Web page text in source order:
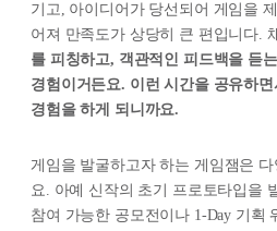
기고, 아이디어가 당선되어 게임을
어져 만족도가 상당히 큰 편입니다.
를 피칭하고, 객관적인 피드백을 듣
경험이거든요. 이런 시간을 공유하
경험을 하게 되니까요.
게임을 발굴하고자 하는 게임잼은
요. 아예 신작의 초기 프로토타입을
참여 가능한 공모전이나 1-Day 기획